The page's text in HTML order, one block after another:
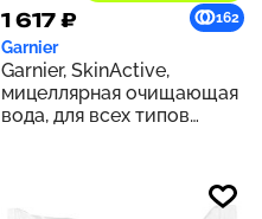
1 617 ₽ 162
Garnier
Garnier, SkinActive,
мицеллярная очищающая
вода, для всех типов